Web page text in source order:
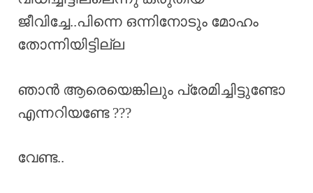
ജീവിച്ചേ..പിന്നെ ഒന്നിനോടും മോഹം
തോന്നിയിട്ടില്ല
ഞാൻ ആരെയെങ്കിലും പ്രേമിച്ചിട്ടുണ്ടോ
എന്നറിയണ്ടേ ???
വേണ്ട..